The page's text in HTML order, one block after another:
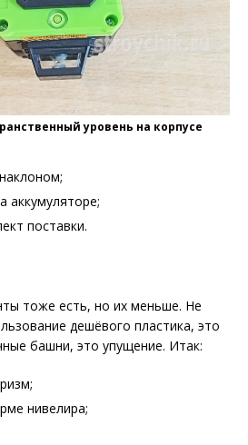
уровень на корпусе
аккумуляторе;
поставки.
тоже есть, но их меньше. Не
дешёвого пластика, это
башни, это упущение. Итак:
нивелира;